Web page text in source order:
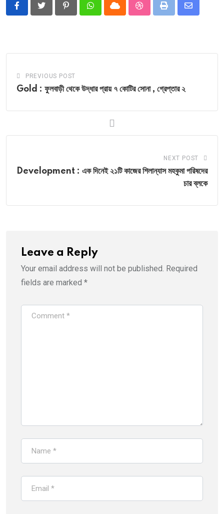
PinterestWhatsappCloud StumbleUpon
Print
Share
PREVIOUS POST
Gold : ফুলবাড়ী থেকে উদ্ধার প্রায় ৭ কোটির সোনা , গ্রেপ্তার ২
NEXT POST
Development : এক দিনেই ২১টি কাজের শিলান্যাস মহকুমা পরিষদের
চার ব্লকে
Leave a Reply
Your email address will not be published. Required
fields are marked *